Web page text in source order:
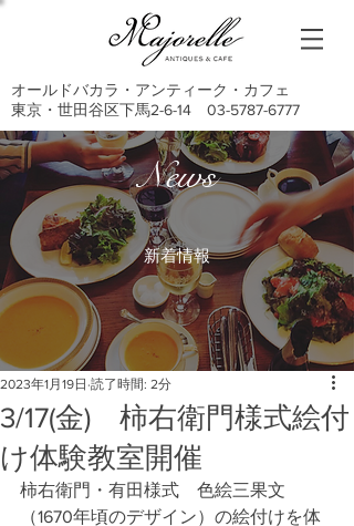
オールドバカラ・アンティーク・カフェ
東京・世田谷区下馬2-6-14 03-5787-6777
News
新着情報
3/17(金) 柿右衛門様式絵付
け体験教室開催
2023年1月19日 読了時間: 2分
柿右衛門・有田様式　色絵三果文
（1670年頃のデザイン）の絵付けを体